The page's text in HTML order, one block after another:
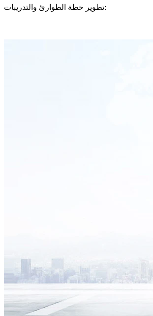
تطوير خطة الطوارئ والتدريبات: